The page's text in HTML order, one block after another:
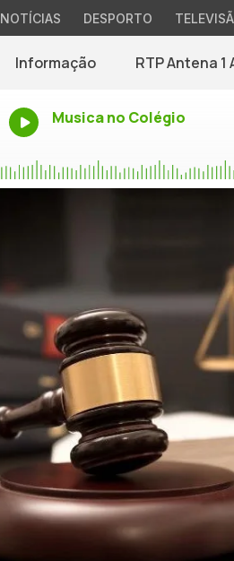
NOTÍCIAS DESPORTO
Informação RTP Antena 1
Musica no Colégio